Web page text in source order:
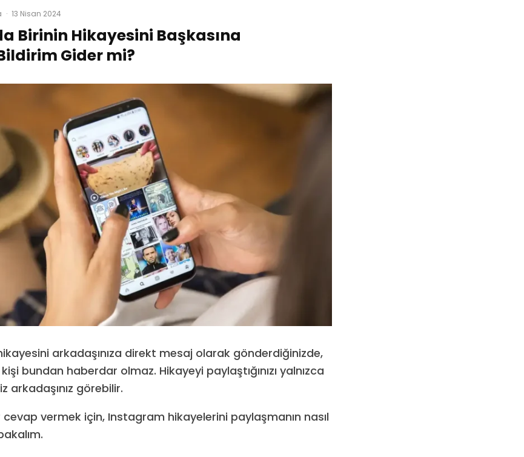
· 13 Nisan 2024
Birinin Hikayesini Başkasına
Gider mi?
arkadaşınıza direkt mesaj olarak gönderdiğinizde,
bundan haberdar olmaz. Hikayeyi paylaştığınızı yalnızca
arkadaşınız görebilir.
vermek için, Instagram hikayelerini paylaşmanın nasıl